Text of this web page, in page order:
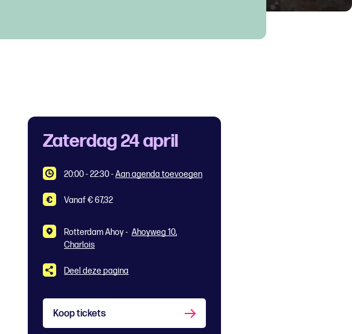
Zaterdag 24 april
20:00 - 22:30-Aan agenda toevoegen
Vanaf € 67,32
Rotterdam Ahoy - Ahoyweg 10,
Charlois
Deel deze pagina
Koop tickets